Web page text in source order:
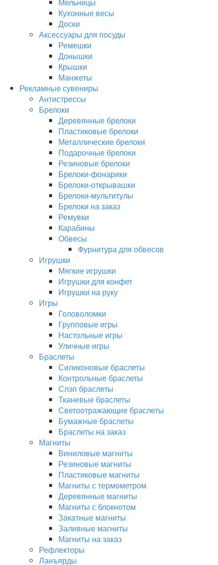
Кухонные весы
Доски
Аксессуары для посуды
Ремешки
Донышки
Крышки
Манжеты
Рекламные сувениры
Антистрессы
Брелоки
Деревянные брелоки
Пластиковые брелоки
Металлические брелоки
Подарочные брелоки
Резиновые брелоки
Брелоки-фонарики
Брелоки-открывашки
Брелоки-мультитулы
Брелоки на заказ
Ремувки
Карабины
Обвесы
Фурнитура для обвесов
Игрушки
Мягкие игрушки
Игрушки для конфет
Игрушки на руку
Игры
Головоломки
Групповые игры
Настольные игры
Уличные игры
Браслеты
Силиконовые браслеты
Контрольные браслеты
Слэп браслеты
Тканевые браслеты
Светоотражающие браслеты
Бумажные браслеты
Браслеты на заказ
Магниты
Виниловые магниты
Резиновые магниты
Пластиковые магниты
Магниты с термометром
Деревянные магниты
Магниты с блокнотом
Закатные магниты
Заливные магниты
Магниты на заказ
Рефлекторы
Ланъярды